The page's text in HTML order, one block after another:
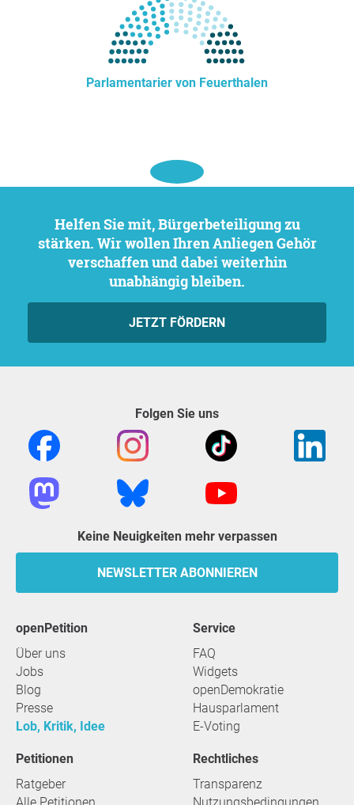
Parlamentarier von Feuerthalen
Helfen Sie mit, Bürgerbeteiligung zu
stärken. Wir wollen Ihren Anliegen Gehör
verschaffen und dabei weiterhin
unabhängig bleiben.
JETZT FÖRDERN
Folgen Sie uns
Keine Neuigkeiten mehr verpassen
NEWSLETTER ABONNIEREN
openPetition
Über uns
Jobs
Blog
Presse
Lob, Kritik, Idee
Service
FAQ
Widgets
openDemokratie
Hausparlament
E-Voting
Petitionen
Ratgeber
Rechtliches
Transparenz